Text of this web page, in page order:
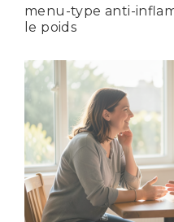
menu-type anti-
le poids